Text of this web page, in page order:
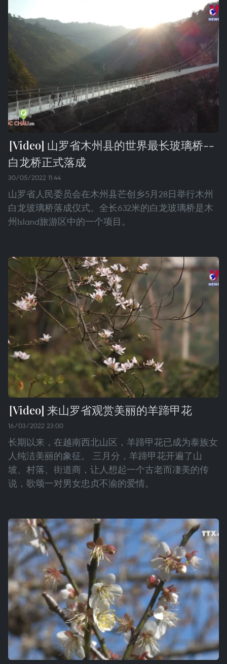
山罗省木州县的世界最长玻璃桥--
白龙桥正式落成
30/05/2022 11:44
山罗省人民委员会在木州县芒创乡5月28日举行木州
白龙玻璃桥落成仪式。全长632米的白龙玻璃桥是木
州Island旅游区中的一个项目。
来山罗省观赏美丽的羊蹄甲花
16/03/2022 23:00
长期以来，在越南西北山区，羊蹄甲花已成为泰族女
人纯洁美丽的象征。 三月分，羊蹄甲花开遍了山
坡、村落、街道商，让人想起一个古老而凄美的传
说，歌颂一对男女忠贞不渝的爱情。